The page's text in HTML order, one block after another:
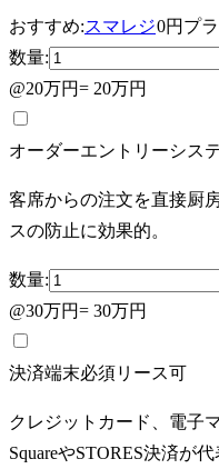
おすすめ:スマレジ0円プ
数量:
@20万円= 20万円
オーダーエントリーシス
客席からの注文を直接厨
スの防止に効果的。
数量:
@30万円= 30万円
決済端末必須リース可
クレジットカード、電子
SquareやSTORES決済が代